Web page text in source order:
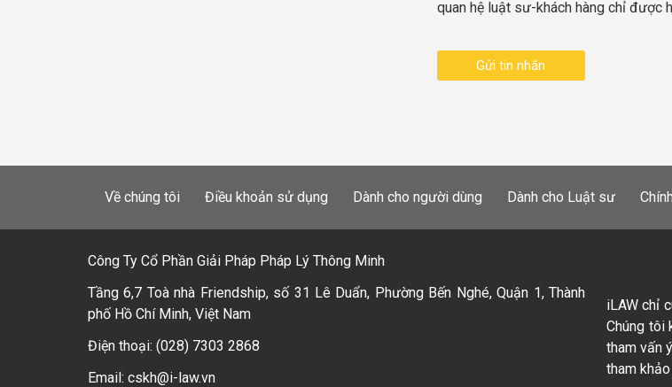
quan hệ luật sư-khách hàng chỉ được
Gửi tin nhắn
Về chúng tôi Điều khoản sử dụng Dành cho người dùng Dành cho Luật sư
Công Ty Cổ Phần Giải Pháp Pháp Lý Thông Minh
Tầng 6,7 Toà nhà Friendship, số 31 Lê Duẩn, Phường Bến Nghé, Quận 1, Thành
phố Hồ Chí Minh, Việt Nam
Điện thoại: (028) 7303 2868
Email: cskh@i-law.vn
iLAW chỉ
Chúng tôi
tham vấn
tham